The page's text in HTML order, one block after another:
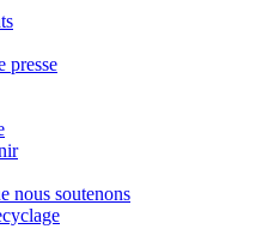
presse
nous soutenons